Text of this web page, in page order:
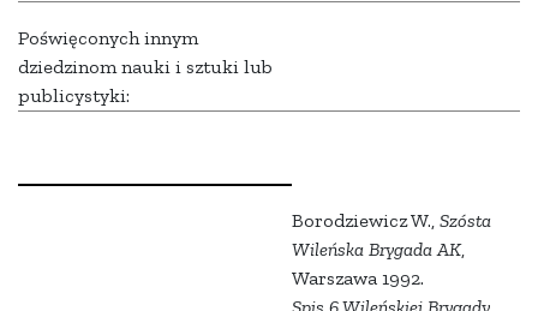
Poświęconych innym
dziedzinom nauki i sztuki lub
publicystyki:
Borodziewicz W., Szósta
Wileńska Brygada AK,
Warszawa 1992.